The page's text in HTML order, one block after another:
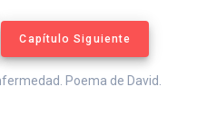
Capítulo Siguiente
Poema de David.